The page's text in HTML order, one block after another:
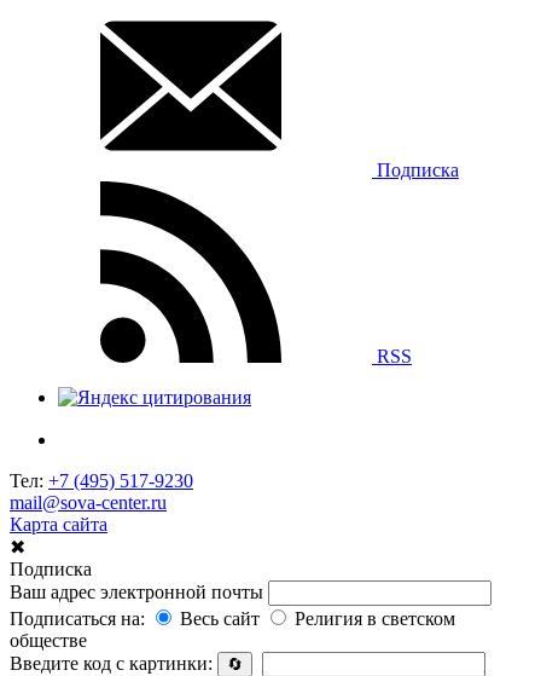
Подписка
RSS
Тел: +7 (495) 517-9230
mail@sova-center.ru
Карта сайта
✖
Подписка
Ваш адрес электронной почты
Подписаться на:
Весь сайт
Религия в светском
обществе
Введите код с картинки:
🔄